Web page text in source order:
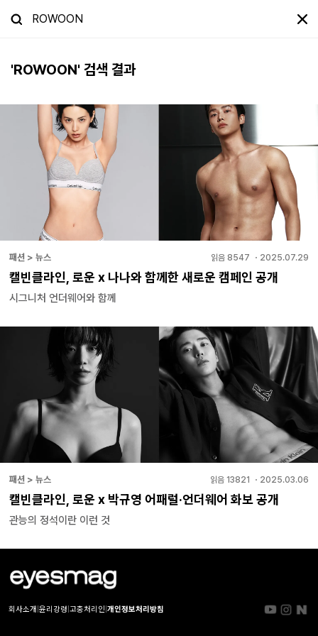
'ROWOON' 검색 결과
패션 > 뉴스 읽음 8547 ・ 2025.07.29
캘빈클라인, 로운 x 나나와 함께한 새로운 캠페인 공개
시그니처 언더웨어와 함께
패션 > 뉴스 읽음 13821 ・ 2025.03.06
캘빈클라인, 로운 x 박규영 어패럴·언더웨어 화보 공개
관능의 정석이란 이런 것
회사소개 윤리강령 고충처리인 개인정보처리방침